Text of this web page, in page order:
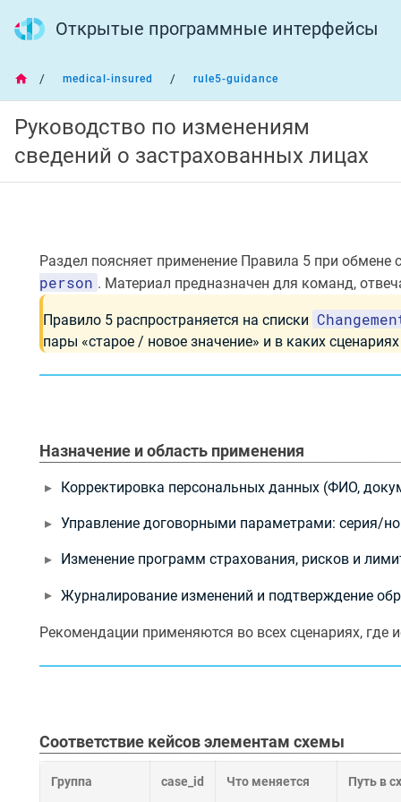
Открытые программные интерфейсы
/ medical-insured / rule5-guidance
Руководство по изменениям
сведений о застрахованных лицах
О
Е
И
Соответствие кейсов элементам схемы
Пример частичного открепления программы
Приём уведомлений от МО
ИЗМЕНЕНИЕ
Раздел поясняет применение Правила 5 при
person . Материал предназначен для команд,
Правило 5 распространяется на списки
пары «старое / новое значение» и в каких
Назначение и область применения
Корректировка персональных данных (ФИО,
Управление договорными параметрами: серия/
Изменение программ страхования, рисков и
Журналирование изменений и подтверждение
Рекомендации применяются во всех сценариях, где
Соответствие кейсов элементам схемы
Группа case_id Что меняется Путь в